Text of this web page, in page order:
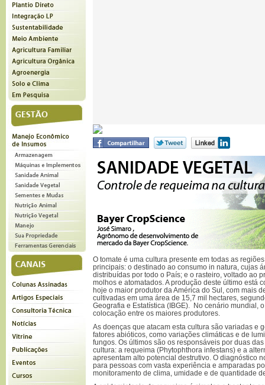
O tomate é uma cultura presente em todas as
principais: o destinado ao consumo in natura, cujas
distribuídas por todo o País; e o rasteiro, voltado ao
molhos e atomatados. A produção deste último está
hoje o maior produtor da América do Sul, com mais
cultivadas em uma área de 15,7 mil hectares,
Geografia e Estatística (IBGE). No cenário mundial,
colocação entre os maiores produtores.
As doenças que atacam esta cultura são variadas e
fatores abióticos, como variações climáticas e de
fungos. Os últimos são os responsáveis por duas
cultura: a requeima (Phytophthora infestans) e a
apresentam alto potencial destrutivo. O diagnóstico
para pessoas com vasta experiência e amparadas
monitoramento de clima, umidade e de quantidade